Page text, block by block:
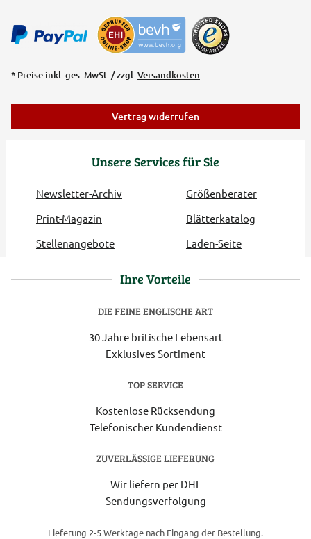
Unsere Services für Sie
Newsletter-Archiv
Größenberater
Print-Magazin
Blätterkatalog
Stellenangebote
Laden-Seite
* Preise inkl. ges. MwSt. / zzgl.Versandkosten
Vertrag widerrufen
Ihre Vorteile
DIE FEINE ENGLISCHE ART
30 Jahre britische Lebensart
Exklusives Sortiment
TOP SERVICE
Kostenlose Rücksendung
Telefonischer Kundendienst
ZUVERLÄSSIGE LIEFERUNG
Wir liefern per DHL
Sendungsverfolgung
Lieferung 2-5 Werktage nach Eingang der Bestellung.